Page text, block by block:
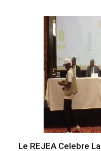
Le REJEA Celebre